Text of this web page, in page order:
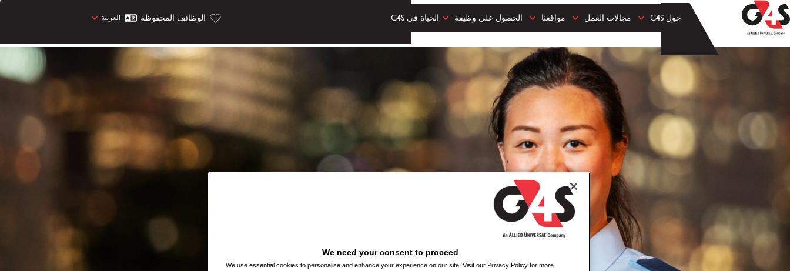
حول G4S مجالات العمل مواقعنا الحصول على وظيفة الحياة في G4S الوظائف المحفوظة العربية
We need your consent to proceed
We use essential cookies to personalise and enhance your experience on our site. Visit our Privacy Policy for more